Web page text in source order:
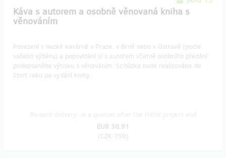
Káva s autorem a osobně věnovaná kniha s
věnováním
Posezení v hezké kavárně v Praze, v Brně nebo v Ostravě (podle
vašeho výběru) a popovídání si s autorem včetně osobního předání
podepsaného výtisku s věnováním. Schůzka bude realizována do
čtvrt roku po vydání knihy.
EUR 30.91
(CZK 750)